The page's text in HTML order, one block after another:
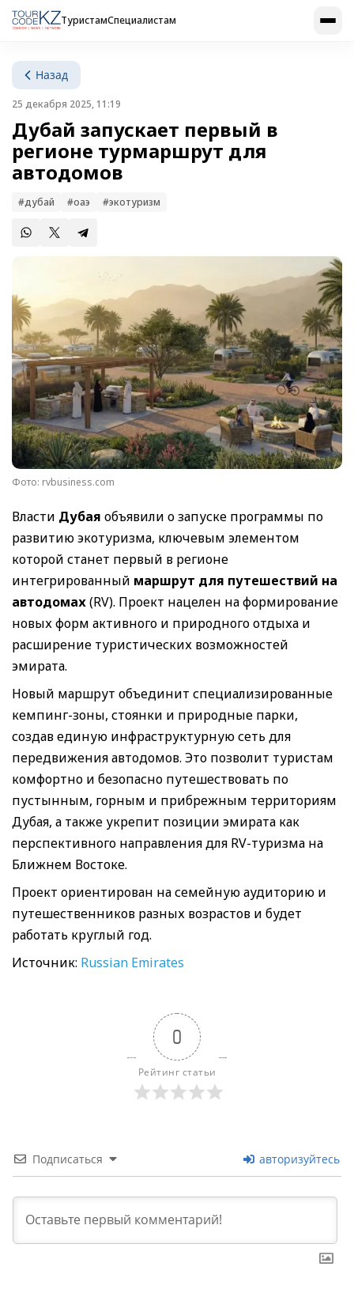
ТуристамСпециалистам
Назад
25 декабря 2025, 11:19
Дубай запускает первый в
регионе турмаршрут для
автодомов
#дубай #оаэ #экотуризм
Фото: rvbusiness.com
Власти Дубая объявили о запуске программы по
развитию экотуризма, ключевым элементом
которой станет первый в регионе
интегрированный маршрут для путешествий на
автодомах(RV). Проект нацелен на формирование
новых форм активного и природного отдыха и
расширение туристических возможностей
эмирата.
Новый маршрут объединит специализированные
кемпинг-зоны, стоянки и природные парки,
создав единую инфраструктурную сеть для
передвижения автодомов. Это позволит туристам
комфортно и безопасно путешествовать по
пустынным, горным и прибрежным территориям
Дубая, а также укрепит позиции эмирата как
перспективного направления для RV-туризма на
Ближнем Востоке.
Проект ориентирован на семейную аудиторию и
путешественников разных возрастов и будет
работать круглый год.
Источник: Russian Emirates
0
Рейтинг статьи
Подписаться авторизуйтесь